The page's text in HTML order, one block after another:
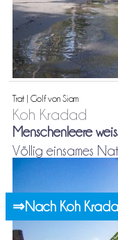
Trat | Golf von Siam
Koh Kradad
Menschenleere
Völlig einsames
⇒Nach Koh